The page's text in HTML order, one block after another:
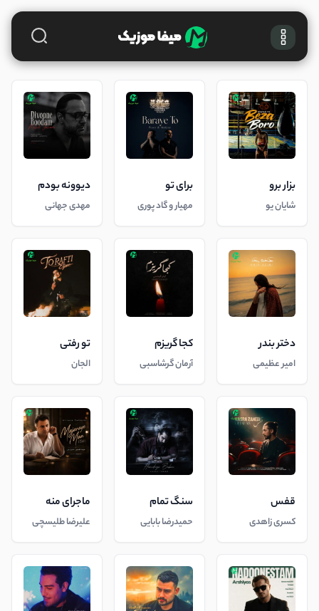
بزار برو
شایان یو
برای تو
مهیار و گاد پوری
دیوونه بودم
مهدی جهانی
دختر بندر
امیر عظیمی
کجا گریزم
آرمان گرشاسبی
تو رفتی
الجان
قفس
کسری زاهدی
سنگ تمام
حمیدرضا بابایی
ماجرای منه
علیرضا طلیسچی